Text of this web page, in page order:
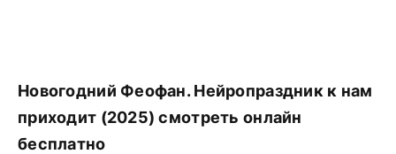
Новогодний Феофан. Нейропраздник к нам
приходит (2025) смотреть онлайн
бесплатно